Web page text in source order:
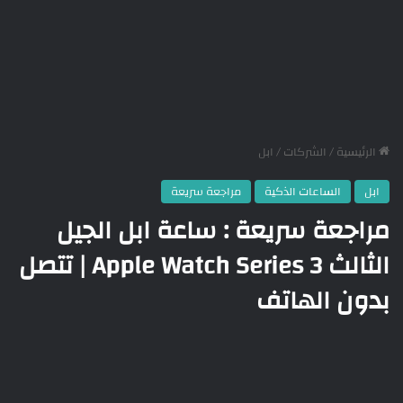
الرئيسية/ الشركات/ ابل
ابل
الساعات الذكية مراجعة سريعة
مراجعة سريعة : ساعة ابل الجيل
الثالث Apple Watch Series 3 | تتصل
بدون الهاتف